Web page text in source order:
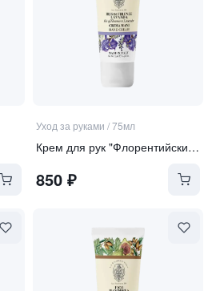
Уход за руками /75мл
Крем для рук "Флорентийский Ирис и Лаванда"
850₽